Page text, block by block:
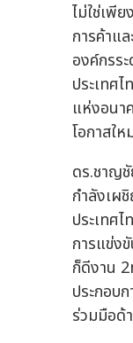
ไม่ใช่เพี
การค้าแ
องค์กรร
ประเทศ
แห่งอนา
โอกาสใ
ดร.ชาญ
กำลังเผ
ประเทศ
การแข่ง
ก็ดีงาน
ประกอบ
ร่วมมือด้